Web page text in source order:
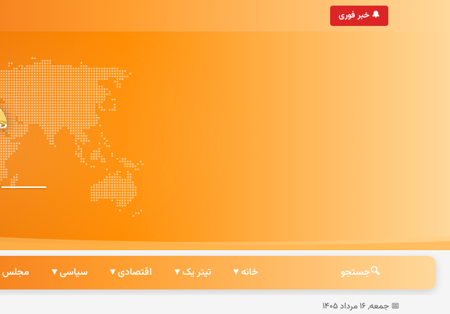
🔔 خبر فوریخبرگزاری ایرانی
🔍جستجو خانه ▾ تیتر یک ▾ اقتصادی ▾ سیاسی ▾ مجلس
📅 جمعه, ۱۶ مرداد ۱۴۰۵